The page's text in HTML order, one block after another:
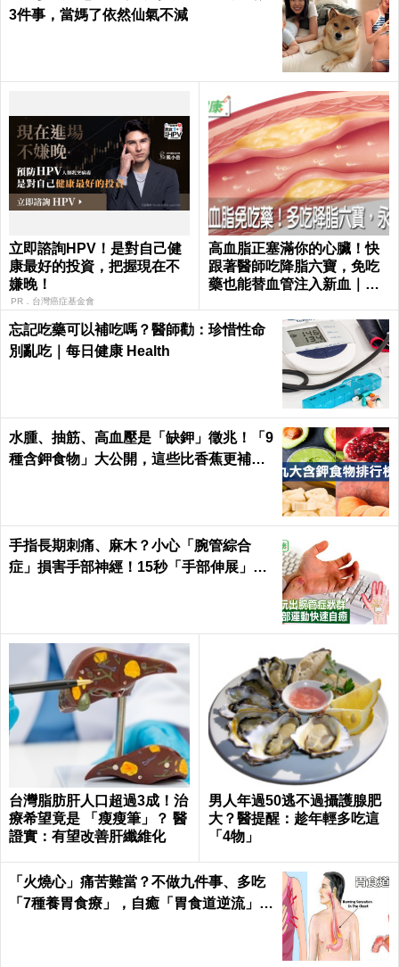
3件事，當媽了依然仙氣不減
立即諮詢HPV！是對自己健
康最好的投資，把握現在不
嫌晚！
PR．台灣癌症基金會
高血脂正塞滿你的心臟！快
跟著醫師吃降脂六寶，免吃
藥也能替血管注入新血｜每
忘記吃藥可以補吃嗎？醫師勸：珍惜性命
別亂吃｜每日健康 Health
水腫、抽筋、高血壓是「缺鉀」徵兆！「9
種含鉀食物」大公開，這些比香蕉更補鉀
手指長期刺痛、麻木？小心「腕管綜合
症」損害手部神經！15秒「手部伸展」這
台灣脂肪肝人口超過3成！治
療希望竟是 「瘦瘦筆」？ 醫
證實：有望改善肝纖維化
男人年過50逃不過攝護腺肥
大？醫提醒：趁年輕多吃這
「4物」
「火燒心」痛苦難當？不做九件事、多吃
「7種養胃食療」，自癒「胃食道逆流」不